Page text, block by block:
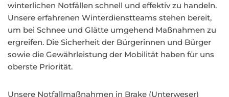
winterlichen Notfällen schnell und effektiv zu handeln.
Unsere erfahrenen Winterdienstteams stehen bereit,
um bei Schnee und Glätte umgehend Maßnahmen zu
ergreifen. Die Sicherheit der Bürgerinnen und Bürger
sowie die Gewährleistung der Mobilität haben für uns
oberste Priorität.
Unsere Notfallmaßnahmen in Brake (Unterweser)